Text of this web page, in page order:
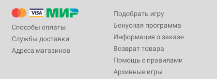
Способы оплаты
Службы доставки
Адреса магазинов
Подобрать игру
Бонусная программа
Информация о заказе
Возврат товара
Помощь с правилами
Архивные игры